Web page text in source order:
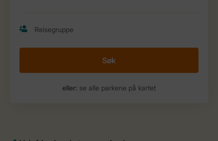
Søk
eller: se alle parkene på kartet